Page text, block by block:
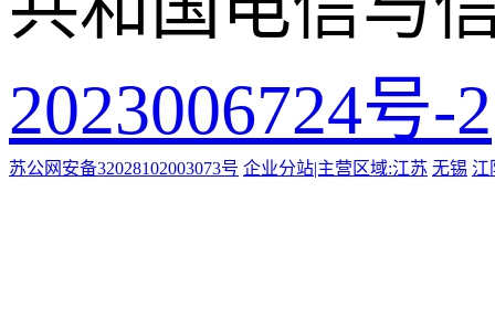
2023006724号-2
苏公网安备32028102003073号 企业分站|主营区域:江苏 无锡 江